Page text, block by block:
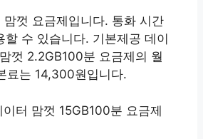
껏 요금제입니다. 통화 시간
수 있습니다. 기본제공 데이
껏 2.2GB100분 요금제의 월
료는 14,300원입니다.
터 맘껏 15GB100분 요금제